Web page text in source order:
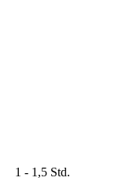
1 - 1,5 Std.